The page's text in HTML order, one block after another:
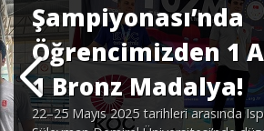
Şampiyonası’nda
Öğrencimizden 1
1 Bronz Madalya!
22–25 Mayıs 2025 tarihleri arasında